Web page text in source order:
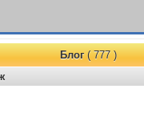
Блог( 777 )